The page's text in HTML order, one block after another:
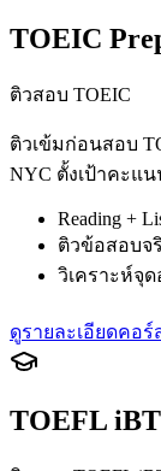
TOEIC
ติวสอบ TOEIC
ติวเข้มก่อนสอบ
NYC ตั้งเป้าคะแ
Reading +
ติวข้อสอบจ
วิเคราะห์จุ
ดูรายละเอียดคอร์
TOEFL